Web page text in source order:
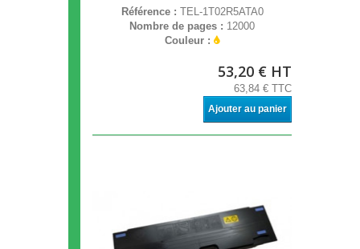
Référence : TEL-1T02R5ATA0
Nombre de pages : 12000
Couleur :
53,20 € HT
63,84 € TTC
Ajouter au panier